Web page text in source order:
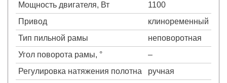
Мощность двигателя, Вт
1100
Привод
клиноременный
Тип пильной рамы
неповоротная
Угол поворота рамы, °
–
Регулировка натяжения полотна
ручная